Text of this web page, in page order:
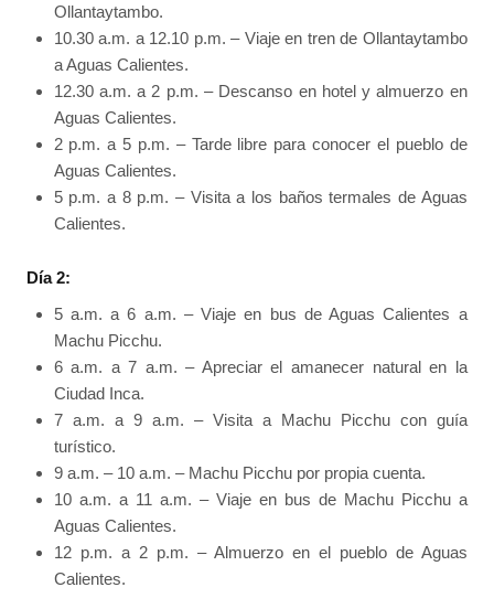
Ollantaytambo.
10.30 a.m. a 12.10 p.m. – Viaje en tren de Ollantaytambo
a Aguas Calientes.
12.30 a.m. a 2 p.m. – Descanso en hotel y almuerzo en
Aguas Calientes.
2 p.m. a 5 p.m. – Tarde libre para conocer el pueblo de
Aguas Calientes.
5 p.m. a 8 p.m. – Visita a los baños termales de Aguas
Calientes.
Día 2:
5 a.m. a 6 a.m. – Viaje en bus de Aguas Calientes a
Machu Picchu.
6 a.m. a 7 a.m. – Apreciar el amanecer natural en la
Ciudad Inca.
7 a.m. a 9 a.m. – Visita a Machu Picchu con guía
turístico.
9 a.m. – 10 a.m. – Machu Picchu por propia cuenta.
10 a.m. a 11 a.m. – Viaje en bus de Machu Picchu a
Aguas Calientes.
12 p.m. a 2 p.m. – Almuerzo en el pueblo de Aguas
Calientes.